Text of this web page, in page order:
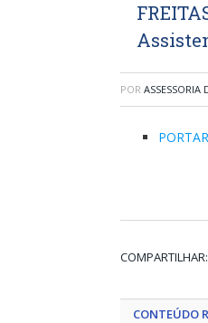
POR ASSESSORIA
COMPARTILHAR:
CONTEÚDO